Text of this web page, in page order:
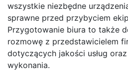
wszystkie niezbędne
sprawne przed przybyciem
Przygotowanie biura to także
rozmowę z przedstawicielem
dotyczących jakości usług
wykonania.